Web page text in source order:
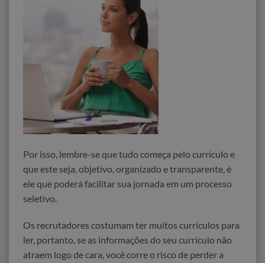
Por isso, lembre-se que tudo começa pelo currículo e
que este seja, objetivo, organizado e transparente, é
ele que poderá facilitar sua jornada em um processo
seletivo.
Os recrutadores costumam ter muitos currículos para
ler, portanto, se as informações do seu currículo não
atraem logo de cara, você corre o risco de perder a